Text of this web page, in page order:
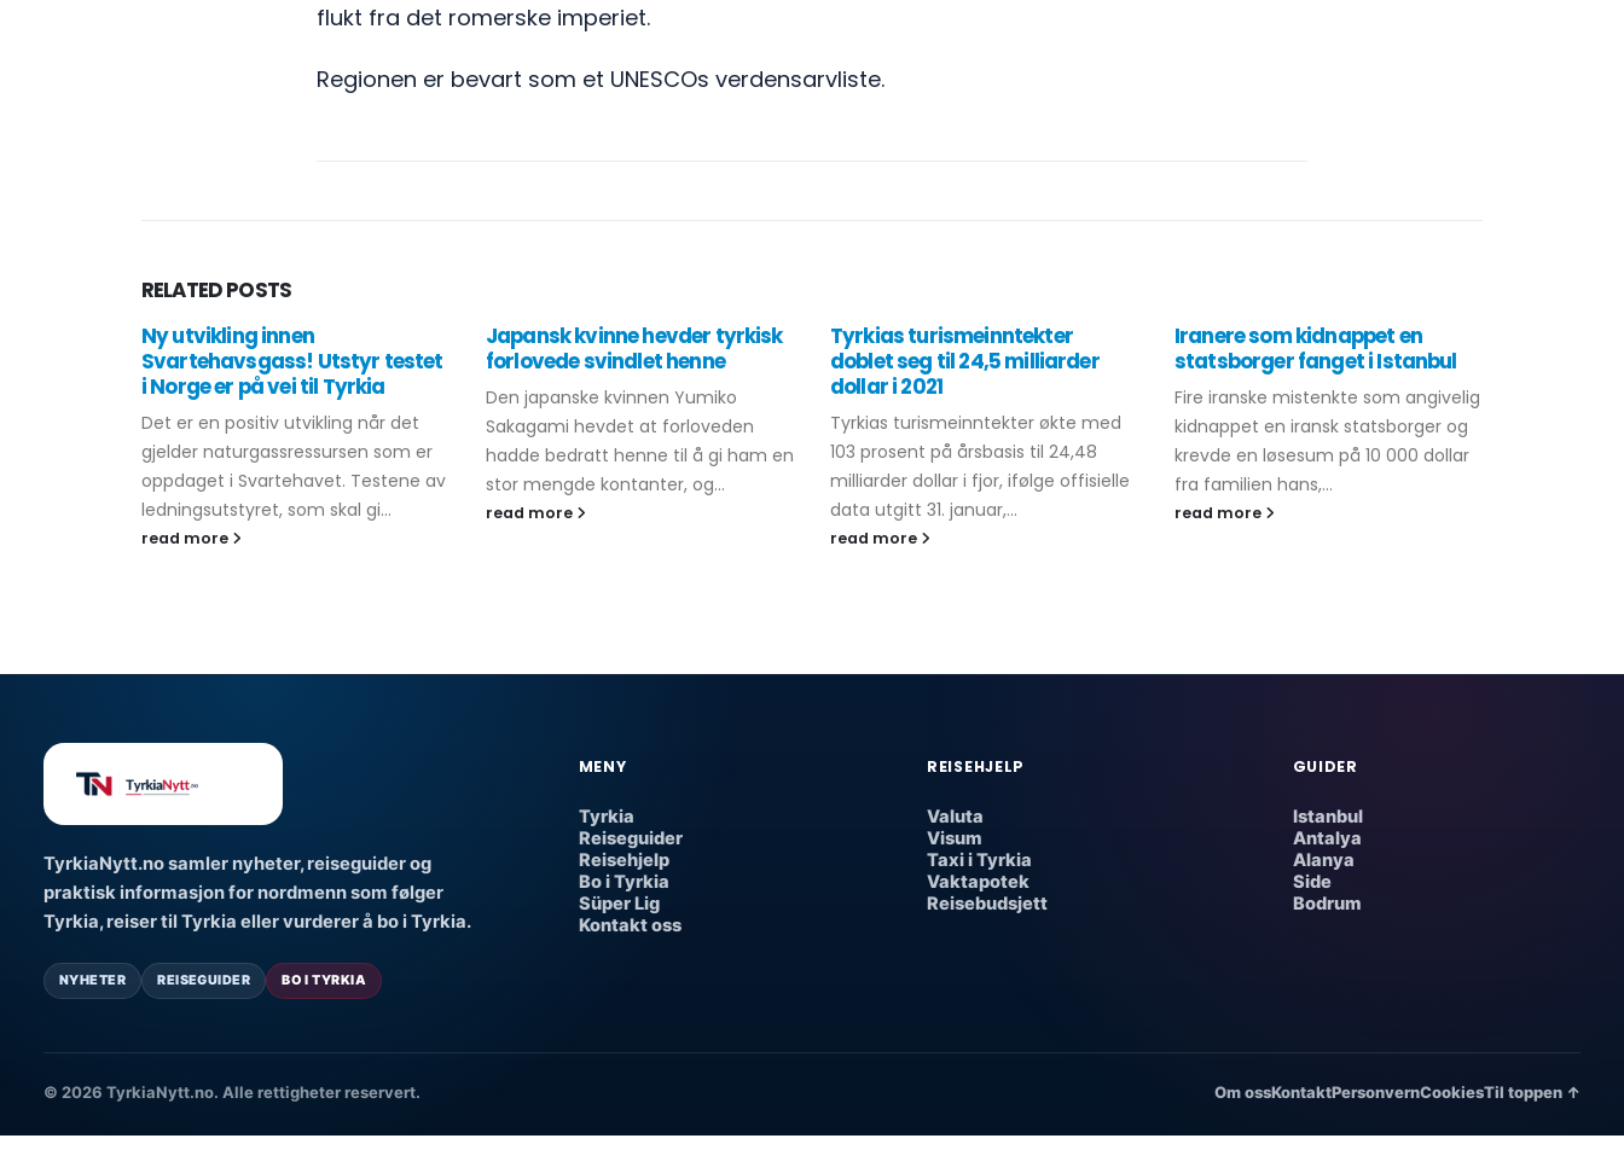
flukt fra det romerske imperiet.
Regionen er bevart som et UNESCOs verdensarvliste.
RELATEDPOSTS
Ny utvikling innen
Svartehavsgass! Utstyr testet
i Norge er på vei til Tyrkia
Det er en positiv utvikling når det
gjelder naturgassressursen som er
oppdaget i Svartehavet. Testene av
ledningsutstyret, som skal gi...
read more
Japansk kvinne hevder tyrkisk
forlovede svindlet henne
Den japanske kvinnen Yumiko
Sakagami hevdet at forloveden
hadde bedratt henne til å gi ham en
stor mengde kontanter, og...
read more
Tyrkias turismeinntekter
doblet seg til 24,5 milliarder
dollar i 2021
Tyrkias turismeinntekter økte med
103 prosent på årsbasis til 24,48
milliarder dollar i fjor, ifølge offisielle
data utgitt 31. januar,...
read more
Iranere som kidnappet en
statsborger fanget i Istanbul
Fire iranske mistenkte som angivelig
kidnappet en iransk statsborger og
krevde en løsesum på 10 000 dollar
fra familien hans,...
read more
TyrkiaNytt.no samler nyheter, reiseguider og
praktisk informasjon for nordmenn som følger
Tyrkia, reiser til Tyrkia eller vurderer å bo i Tyrkia.
NYHETER REISEGUIDER BO I TYRKIA
MENY
Tyrkia
Reiseguider
Reisehjelp
Bo i Tyrkia
Süper Lig
Kontakt oss
REISEHJELP
Valuta
Visum
Taxi i Tyrkia
Vaktapotek
Reisebudsjett
GUIDER
Istanbul
Antalya
Alanya
Side
Bodrum
© 2026 TyrkiaNytt.no. Alle rettigheter reservert. Om ossKontaktPersonvernCookiesTil toppen ↑